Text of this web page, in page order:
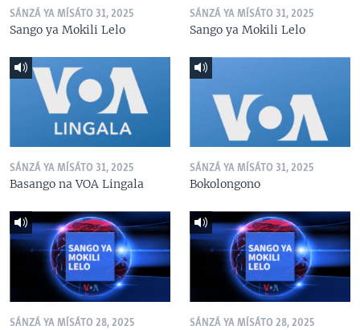
SÁNZÁ YA MÍSÁTO 31, 2025
Sango ya Mokili Lelo
SÁNZÁ YA MÍSÁTO 31, 2025
Sango ya Mokili Lelo
SÁNZÁ YA MÍSÁTO 31, 2025
Basango na VOA Lingala
SÁNZÁ YA MÍSÁTO 31, 2025
Bokolongono
SÁNZÁ YA MÍSÁTO 28, 2025 SÁNZÁ YA MÍSÁTO 28, 2025